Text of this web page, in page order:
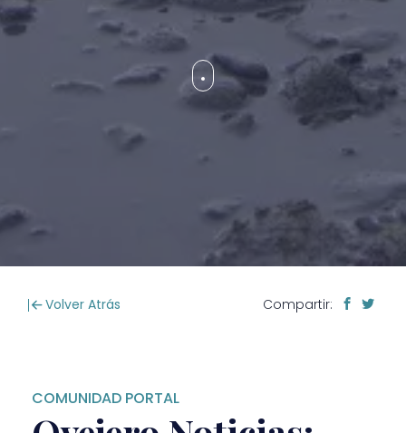
Volver Atrás Compartir:
COMUNIDAD PORTAL